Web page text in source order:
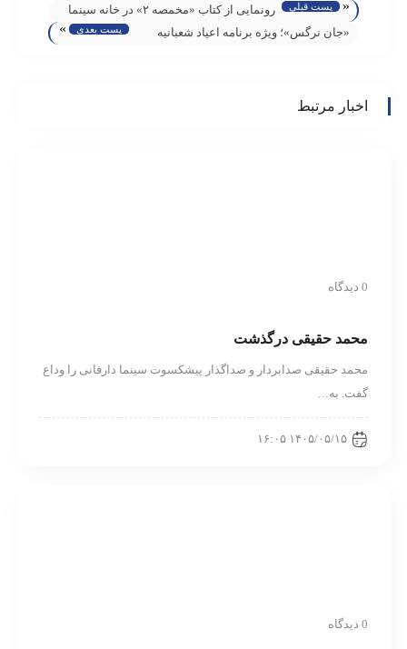
« پست قبلی
رونمایی از کتاب «مخمصه ۲» در خانه سینما
«جان نرگس»؛ ویژه برنامه اعیاد شعبانیه
پست بعدی »
اخبار مرتبط
0 دیدگاه
محمد حقیقی درگذشت
محمد حقیقی صدابردار و صداگذار پیشکسوت سینما دارفانی را وداع
گفت. به…
۱۴۰۵/۰۵/۱۵ ۱۶:۰۵
0 دیدگاه